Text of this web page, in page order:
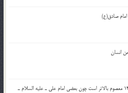
صادق(ع)
انسان
مقام و درجه كدام يك از 14 معصوم بالاتر است چون بعضي امام علي ـ عليه السلام ـ